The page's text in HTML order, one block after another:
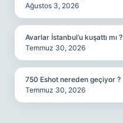
Ağustos 3, 2026
Avarlar İstanbul’u kuşattı mı ?
Temmuz 30, 2026
750 Eshot nereden geçiyor ?
Temmuz 30, 2026